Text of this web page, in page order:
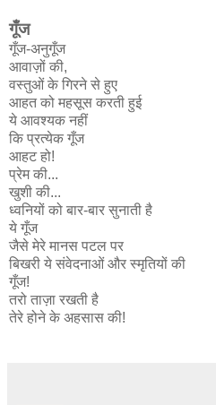
गूँज
गूँज-अनुगूँज
आवाज़ों की,
वस्तुओं के गिरने से हुए
आहत को महसूस करती हुई
ये आवश्यक नहीं
कि प्रत्येक गूँज
आहट हो!
प्रेम की...
खुशी की...
ध्वनियों को बार-बार सुनाती है
ये गूँज
जैसे मेरे मानस पटल पर
बिखरी ये संवेदनाओं और स्मृतियों की
गूँज!
तरो ताज़ा रखती है
तेरे होने के अहसास की!